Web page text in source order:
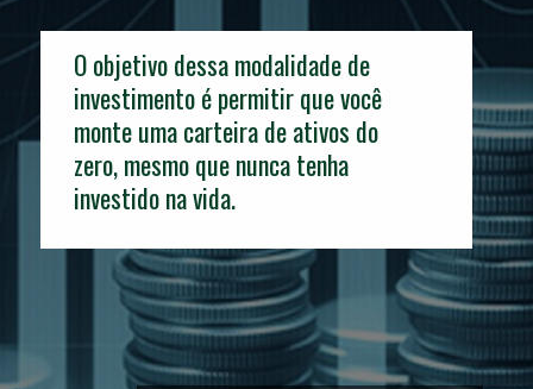
O objetivo dessa modalidade de
investimento é permitir que você
monte uma carteira de ativos do
zero, mesmo que nunca tenha
investido na vida.